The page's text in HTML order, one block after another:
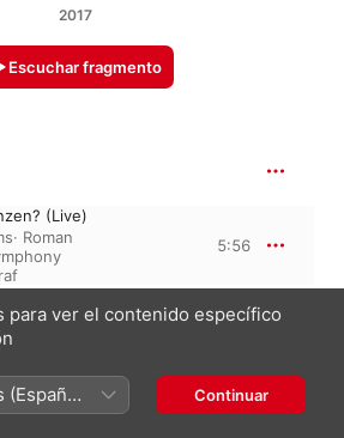
2017
Escuchar fragmento
(Live)
· Roman
5:56
Projects
para ver el contenido específico
(Español
Continuar